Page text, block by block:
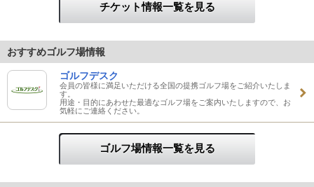
チケット情報一覧を見る
おすすめゴルフ場情報
ゴルフデスク
会員の皆様に満足いただける全国の提携ゴルフ場をご紹介いたしま
す。
用途・目的にあわせた最適なゴルフ場をご案内いたしますので、お
気軽にご連絡ください。
ゴルフ場情報一覧を見る